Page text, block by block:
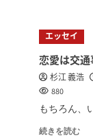
エッセイ
恋愛は交
杉江 義浩
880
もちろん、
続きを読む